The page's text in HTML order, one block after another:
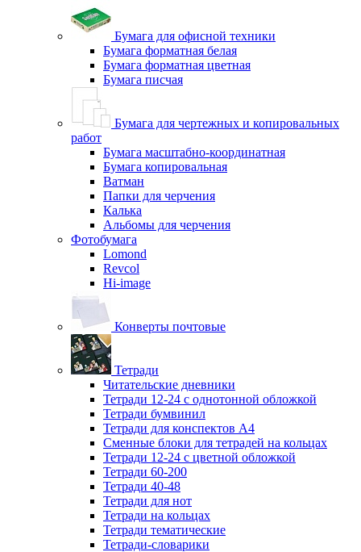
Бумага для офисной техники
Бумага форматная белая
Бумага форматная цветная
Бумага писчая
Бумага для чертежных и копировальных
работ
Бумага масштабно-координатная
Бумага копировальная
Ватман
Папки для черчения
Калька
Альбомы для черчения
Фотобумага
Lomond
Revcol
Hi-image
Конверты почтовые
Тетради
Читательские дневники
Тетради 12-24 с однотонной обложкой
Тетради бумвинил
Тетради для конспектов А4
Сменные блоки для тетрадей на кольцах
Тетради 12-24 с цветной обложкой
Тетради 60-200
Тетради 40-48
Тетради для нот
Тетради на кольцах
Тетради тематические
Тетради-словарики